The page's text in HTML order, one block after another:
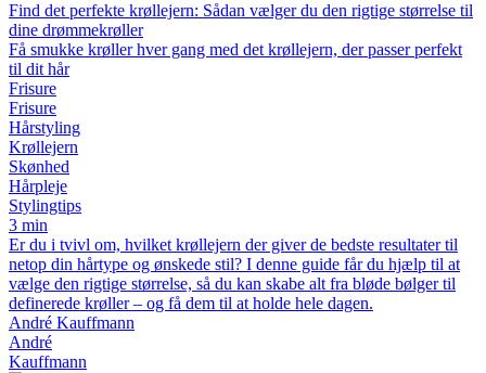
Find det perfekte krøllejern: Sådan vælger du den rigtige størrelse til
dine drømmekrøller
Få smukke krøller hver gang med det krøllejern, der passer perfekt
til dit hår
Frisure
Frisure
Hårstyling
Krøllejern
Skønhed
Hårpleje
Stylingtips
3 min
Er du i tvivl om, hvilket krøllejern der giver de bedste resultater til
netop din hårtype og ønskede stil? I denne guide får du hjælp til at
vælge den rigtige størrelse, så du kan skabe alt fra bløde bølger til
definerede krøller – og få dem til at holde hele dagen.
André Kauffmann
André
Kauffmann